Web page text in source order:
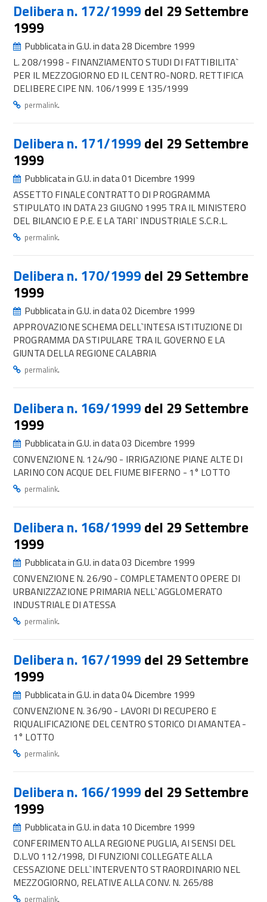
Delibera n. 172/1999del 29 Settembre
1999
Pubblicata in G.U. in data 28 Dicembre 1999
L. 208/1998 - FINANZIAMENTO STUDI DI FATTIBILITA`
PER IL MEZZOGIORNO ED IL CENTRO-NORD. RETTIFICA
DELIBERE CIPE NN. 106/1999 E 135/1999
permalink.
Delibera n. 171/1999del 29 Settembre
1999
Pubblicata in G.U. in data 01 Dicembre 1999
ASSETTO FINALE CONTRATTO DI PROGRAMMA
STIPULATO IN DATA 23 GIUGNO 1995 TRA IL MINISTERO
DEL BILANCIO E P.E. E LA TARI` INDUSTRIALE S.C.R.L.
permalink.
Delibera n. 170/1999del 29 Settembre
1999
Pubblicata in G.U. in data 02 Dicembre 1999
APPROVAZIONE SCHEMA DELL`INTESA ISTITUZIONE DI
PROGRAMMA DA STIPULARE TRA IL GOVERNO E LA
GIUNTA DELLA REGIONE CALABRIA
permalink.
Delibera n. 169/1999del 29 Settembre
1999
Pubblicata in G.U. in data 03 Dicembre 1999
CONVENZIONE N. 124/90 - IRRIGAZIONE PIANE ALTE DI
LARINO CON ACQUE DEL FIUME BIFERNO - 1° LOTTO
permalink.
Delibera n. 168/1999del 29 Settembre
1999
Pubblicata in G.U. in data 03 Dicembre 1999
CONVENZIONE N. 26/90 - COMPLETAMENTO OPERE DI
URBANIZZAZIONE PRIMARIA NELL`AGGLOMERATO
INDUSTRIALE DI ATESSA
permalink.
Delibera n. 167/1999del 29 Settembre
1999
Pubblicata in G.U. in data 04 Dicembre 1999
CONVENZIONE N. 36/90 - LAVORI DI RECUPERO E
RIQUALIFICAZIONE DEL CENTRO STORICO DI AMANTEA -
1° LOTTO
permalink.
Delibera n. 166/1999del 29 Settembre
1999
Pubblicata in G.U. in data 10 Dicembre 1999
CONFERIMENTO ALLA REGIONE PUGLIA, AI SENSI DEL
D.L.VO 112/1998, DI FUNZIONI COLLEGATE ALLA
CESSAZIONE DELL`INTERVENTO STRAORDINARIO NEL
MEZZOGIORNO, RELATIVE ALLA CONV. N. 265/88
permalink.